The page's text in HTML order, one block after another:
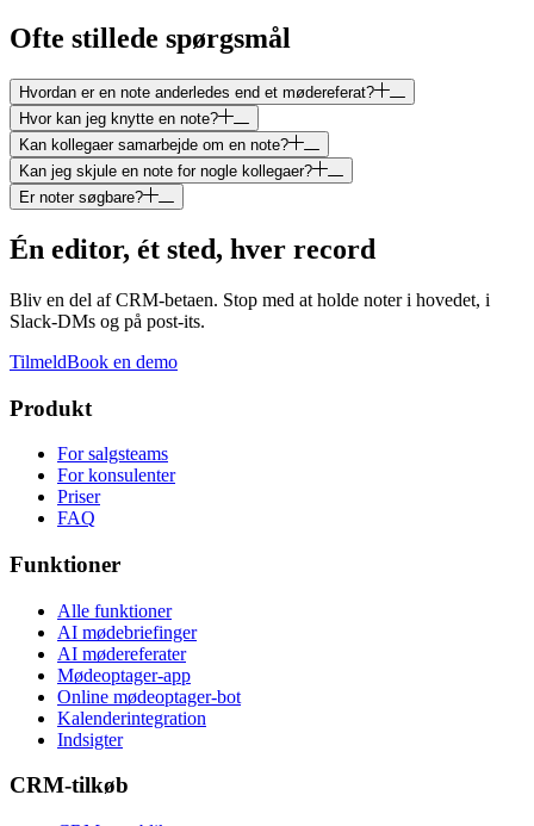
Ofte stillede spørgsmål
Hvordan er en note anderledes end et mødereferat?
Hvor kan jeg knytte en note?
Kan kollegaer samarbejde om en note?
Kan jeg skjule en note for nogle kollegaer?
Er noter søgbare?
Én editor, ét sted, hver record
Bliv en del af CRM-betaen. Stop med at holde noter i hovedet, i
Slack-DMs og på post-its.
TilmeldBook en demo
Produkt
For salgsteams
For konsulenter
Priser
FAQ
Funktioner
Alle funktioner
AI mødebriefinger
AI mødereferater
Mødeoptager-app
Online mødeoptager-bot
Kalenderintegration
Indsigter
CRM-tilkøb